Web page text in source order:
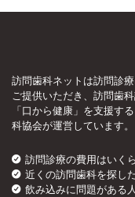
訪問歯科ネットは訪問診
ご提供いただき、訪問歯
「口から健康」を支援す
科協会が運営しています。
訪問診療の費用はいく
近くの訪問歯科を探し
飲み込みに問題がある